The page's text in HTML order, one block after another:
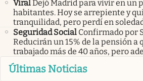
ViralDejó Madrid para vivir en un
habitantes. Hoy se arrepiente y
tranquilidad, pero perdí en
Seguridad Social Confirmado por
Reducirán un 15% de la pensión a
trabajado más de 40 años, pero
Últimas Noticias